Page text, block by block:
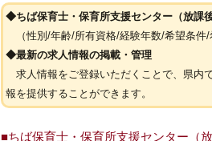
◆ちば保育士・保育所支援センター（放課
（性別/年齢/所有資格/経験年数/希望条件/
◆最新の求人情報の掲載・管理
求人情報をご登録いただくことで、県内
報を提供することができます。
■ちば保育士・保育所支援センター（